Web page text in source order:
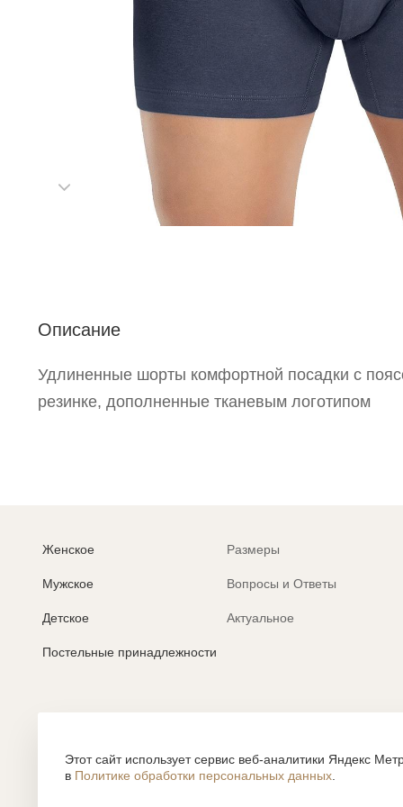
Описание
Удлиненные шорты комфортной посадки с
резинке, дополненные тканевым логотипом
Женское
Мужское
Детское
Постельные принадлежности
Размеры
Вопросы и Ответы
Актуальное
Согласие на обработку персональных данных
Этот сайт использует сервис веб-аналитики Яндекс
в Политике обработки персональных данных